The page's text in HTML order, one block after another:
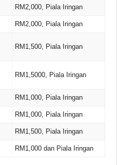
RM2,000, Piala Iringan
RM2,000, Piala Iringan
RM1,500, Piala Iringan
RM1,5000, Piala Iringan
RM1,000, Piala Iringan
RM1,000, Piala Iringan
RM1,500, Piala Iringan
RM1,000 dan Piala Iringan